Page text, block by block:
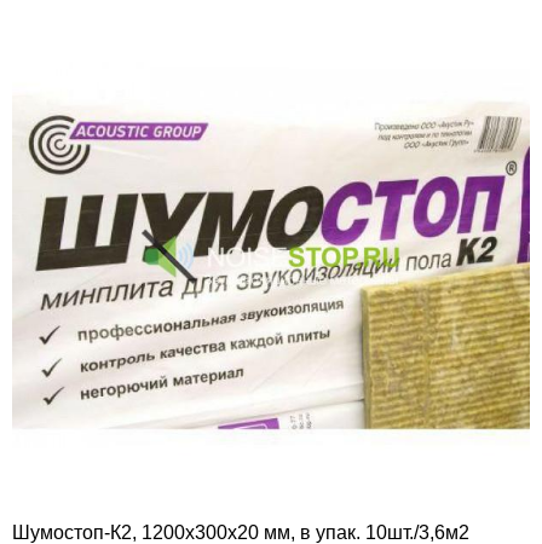
Шумостоп-К2, 1200х300х20 мм, в упак. 10шт./3,6м2